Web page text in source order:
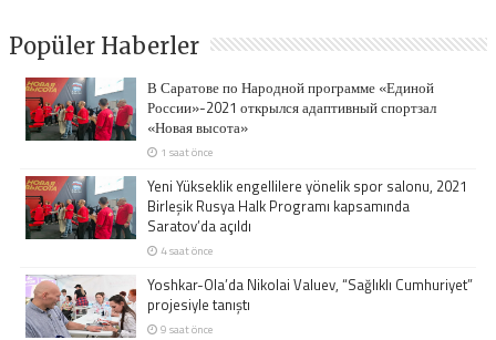
Popüler Haberler
В Саратове по Народной программе «Единой
России»-2021 открылся адаптивный спортзал
«Новая высота»
1 saat önce
Yeni Yükseklik engellilere yönelik spor salonu, 2021
Birleşik Rusya Halk Programı kapsamında
Saratov’da açıldı
4 saat önce
Yoshkar-Ola’da Nikolai Valuev, “Sağlıklı Cumhuriyet”
projesiyle tanıştı
9 saat önce